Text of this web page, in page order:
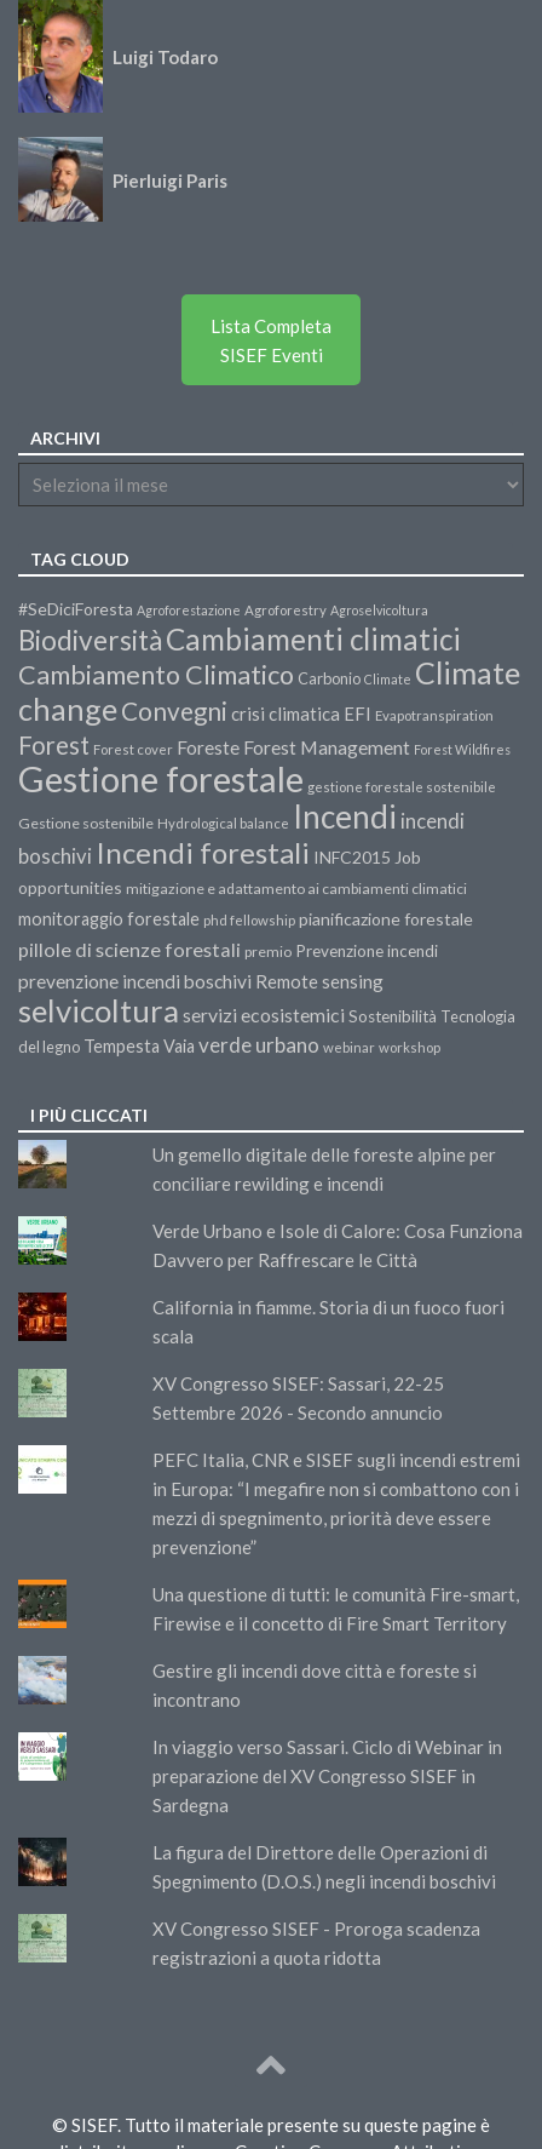
Luigi Todaro
Pierluigi Paris
Lista Completa
SISEF Eventi
ARCHIVI
TAG CLOUD
#SeDiciForesta Agroforestazione Agroforestry Agroselvicoltura
BiodiversitàCambiamenti climatici
Cambiamento Climatico Carbonio Climate Climate
changeConvegni crisi climatica EFI Evapotranspiration
Forest Forest cover Foreste Forest Management Forest Wildfires
Gestione forestale gestione forestale sostenibile
Gestione sostenibile Hydrological balance Incendi incendi
boschivi Incendi forestali INFC2015 Job
opportunities mitigazione e adattamento ai cambiamenti climatici
monitoraggio forestale phd fellowship pianificazione forestale
pillole di scienze forestali premio Prevenzione incendi
prevenzione incendi boschivi Remote sensing
selvicoltura servizi ecosistemici Sostenibilità Tecnologia
del legno Tempesta Vaia verde urbano webinar workshop
I PIÙ CLICCATI
Un gemello digitale delle foreste alpine per
conciliare rewilding e incendi
Verde Urbano e Isole di Calore: Cosa Funziona
Davvero per Raffrescare le Città
California in fiamme. Storia di un fuoco fuori
scala
XV Congresso SISEF: Sassari, 22-25
Settembre 2026 - Secondo annuncio
PEFC Italia, CNR e SISEF sugli incendi estremi
in Europa: “I megafire non si combattono con i
mezzi di spegnimento, priorità deve essere
prevenzione”
Una questione di tutti: le comunità Fire-smart,
Firewise e il concetto di Fire Smart Territory
Gestire gli incendi dove città e foreste si
incontrano
In viaggio verso Sassari. Ciclo di Webinar in
preparazione del XV Congresso SISEF in
Sardegna
La figura del Direttore delle Operazioni di
Spegnimento (D.O.S.) negli incendi boschivi
XV Congresso SISEF - Proroga scadenza
registrazioni a quota ridotta
© SISEF. Tutto il materiale presente su queste pagine è